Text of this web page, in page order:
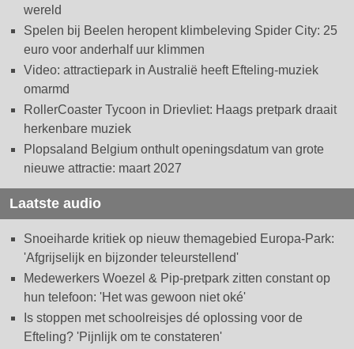
wereld
Spelen bij Beelen heropent klimbeleving Spider City: 25
euro voor anderhalf uur klimmen
Video: attractiepark in Australië heeft Efteling-muziek
omarmd
RollerCoaster Tycoon in Drievliet: Haags pretpark draait
herkenbare muziek
Plopsaland Belgium onthult openingsdatum van grote
nieuwe attractie: maart 2027
Laatste audio
Snoeiharde kritiek op nieuw themagebied Europa-Park:
'Afgrijselijk en bijzonder teleurstellend'
Medewerkers Woezel & Pip-pretpark zitten constant op
hun telefoon: 'Het was gewoon niet oké'
Is stoppen met schoolreisjes dé oplossing voor de
Efteling? 'Pijnlijk om te constateren'